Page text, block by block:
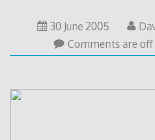
30 June 2005
Comments are